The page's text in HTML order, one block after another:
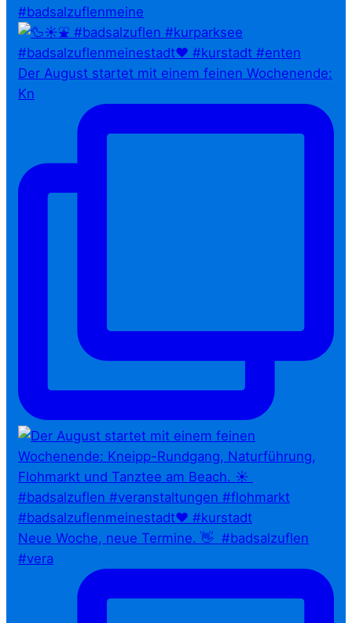
#badsalzuflenmeine
Der August startet mit einem feinen Wochenende:
Kn
Neue Woche, neue Termine. 👋⁠ ⁠ #badsalzuflen
#vera